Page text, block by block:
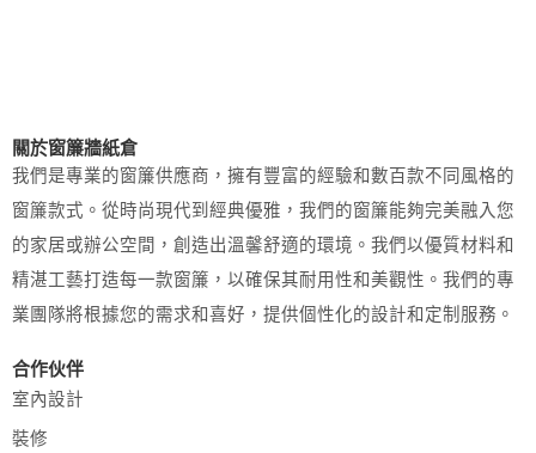
關於窗簾牆紙倉
我們是專業的窗簾供應商，擁有豐富的經驗和數百款不同風格的
窗簾款式。從時尚現代到經典優雅，我們的窗簾能夠完美融入您
的家居或辦公空間，創造出溫馨舒適的環境。我們以優質材料和
精湛工藝打造每一款窗簾，以確保其耐用性和美觀性。我們的專
業團隊將根據您的需求和喜好，提供個性化的設計和定制服務。
合作伙伴
室內設計
裝修